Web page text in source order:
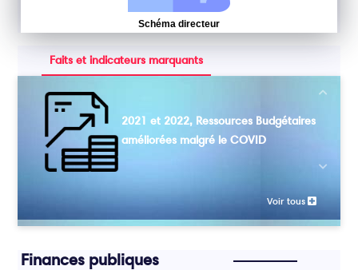
Schéma directeur
Faits et indicateurs marquants
2021 et 2022, Ressources Budgétaires
améliorées malgré le COVID
Voir tous
Finances publiques